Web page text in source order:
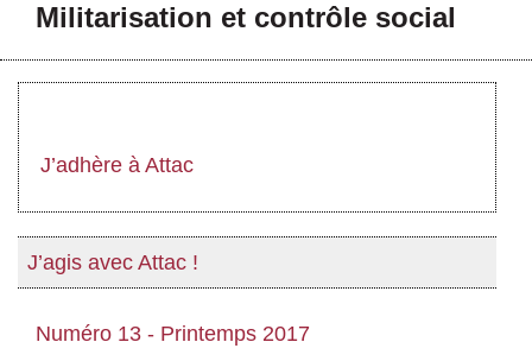
Se mobiliser
Publications
Actus et médias
Boutique
Militarisation et contrôle social
J’adhère à Attac
J’agis avec Attac !
Numéro 13 - Printemps 2017